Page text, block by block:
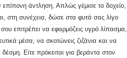
άντληση. Απλώς γέμισε το δοχείο,
στη συνέχεια, δώσε στα φυτά σας λίγο
επιτρέπει να εφαρμόζεις υγρό λίπασμα,
μέσα, να σκοτώνεις ζιζάνια και να
Είτε πρόκειται για βεράντα στον